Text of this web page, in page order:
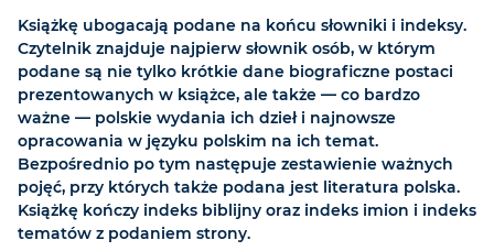
Książkę ubogacają podane na końcu słowniki i indeksy.
Czytelnik znajduje najpierw słownik osób, w którym
podane są nie tylko krótkie dane biograficzne postaci
prezentowanych w książce, ale także — co bardzo
ważne — polskie wydania ich dzieł i najnowsze
opracowania w języku polskim na ich temat.
Bezpośrednio po tym następuje zestawienie ważnych
pojęć, przy których także podana jest literatura polska.
Książkę kończy indeks biblijny oraz indeks imion i indeks
tematów z podaniem strony.